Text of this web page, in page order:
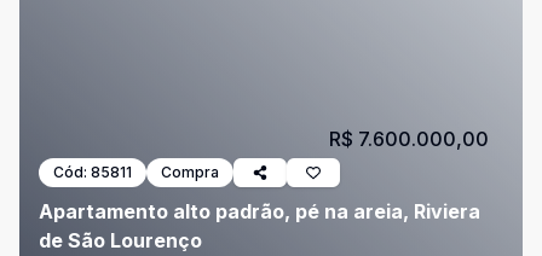
Cód: 85811 Compra
Apartamento alto padrão, pé na areia, Riviera
de São Lourenço
R$ 7.600.000,00